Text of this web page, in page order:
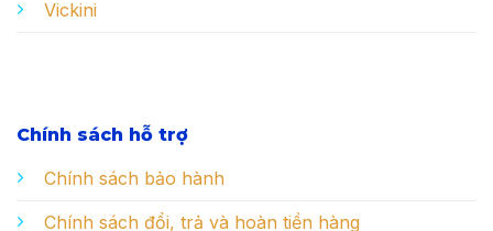
Vickini
Chính sách hỗ trợ
Chính sách bảo hành
Chính sách đổi, trả và hoàn tiền hàng